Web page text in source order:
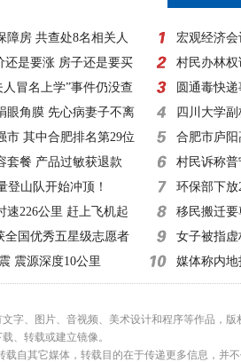
障房 共查处8名相关人
还是要涨 房子还是要买
冒名上学”事件仍没查
眼角膜 先心病妻子不离
市 其中合肥排名第29位
套餐 产品过敏获退款
登山队开始冲顶！
速226公里 赶上飞机起
全国优秀五星级志愿者
震源深度10公里
宏观经济
度有望加大
村民办林
圆通毒快
四川大学
合肥市庐
用餐
村民诉称
末令人唏嘘
环保部下
不是走过场
移民搬迁
女子被指
疑
媒体称内
完怎么办问
文字、图片、音视频、美术设计和程序等作品，
、转载或建立镜像。
载自其它媒体，转载目的在于传递更多信息，并